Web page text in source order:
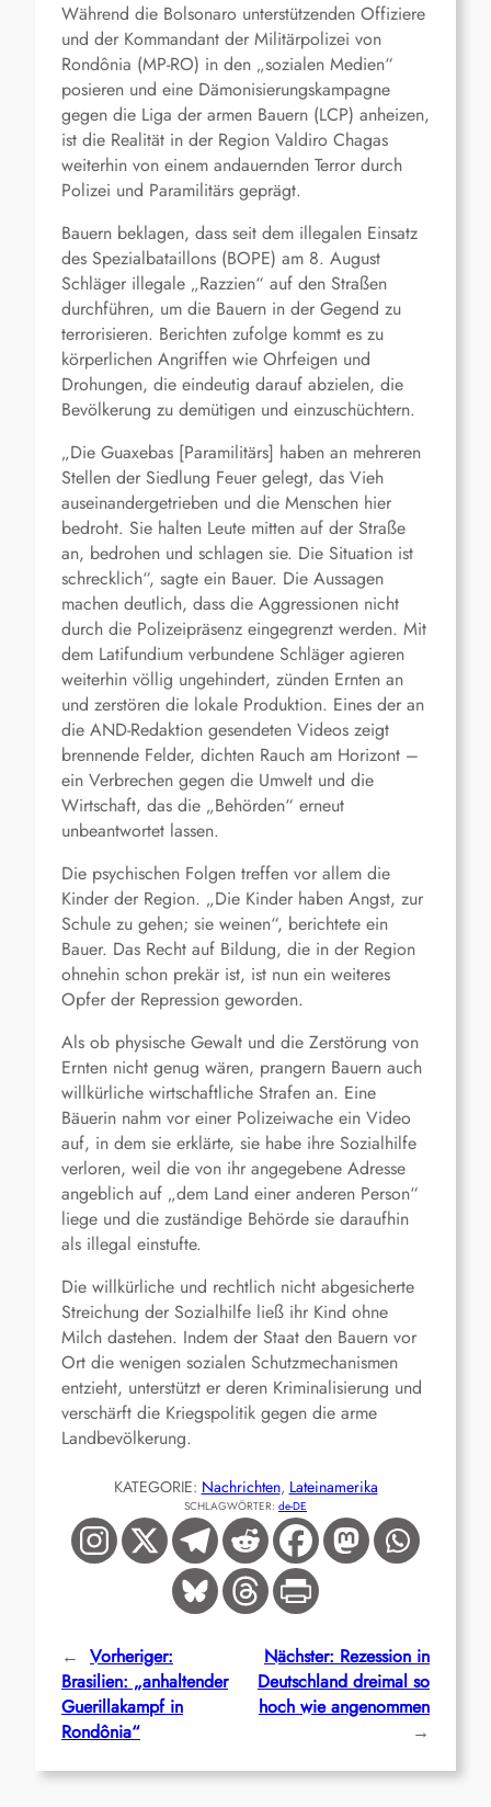
Während die Bolsonaro unterstützenden Offiziere
und der Kommandant der Militärpolizei von
Rondônia (MP-RO) in den „sozialen Medien“
posieren und eine Dämonisierungskampagne
gegen die Liga der armen Bauern (LCP) anheizen,
ist die Realität in der Region Valdiro Chagas
weiterhin von einem andauernden Terror durch
Polizei und Paramilitärs geprägt.
Bauern beklagen, dass seit dem illegalen Einsatz
des Spezialbataillons (BOPE) am 8. August
Schläger illegale „Razzien“ auf den Straßen
durchführen, um die Bauern in der Gegend zu
terrorisieren. Berichten zufolge kommt es zu
körperlichen Angriffen wie Ohrfeigen und
Drohungen, die eindeutig darauf abzielen, die
Bevölkerung zu demütigen und einzuschüchtern.
„Die Guaxebas [Paramilitärs] haben an mehreren
Stellen der Siedlung Feuer gelegt, das Vieh
auseinandergetrieben und die Menschen hier
bedroht. Sie halten Leute mitten auf der Straße
an, bedrohen und schlagen sie. Die Situation ist
schrecklich“, sagte ein Bauer. Die Aussagen
machen deutlich, dass die Aggressionen nicht
durch die Polizeipräsenz eingegrenzt werden. Mit
dem Latifundium verbundene Schläger agieren
weiterhin völlig ungehindert, zünden Ernten an
und zerstören die lokale Produktion. Eines der an
die AND-Redaktion gesendeten Videos zeigt
brennende Felder, dichten Rauch am Horizont –
ein Verbrechen gegen die Umwelt und die
Wirtschaft, das die „Behörden“ erneut
unbeantwortet lassen.
Die psychischen Folgen treffen vor allem die
Kinder der Region. „Die Kinder haben Angst, zur
Schule zu gehen; sie weinen“, berichtete ein
Bauer. Das Recht auf Bildung, die in der Region
ohnehin schon prekär ist, ist nun ein weiteres
Opfer der Repression geworden.
Als ob physische Gewalt und die Zerstörung von
Ernten nicht genug wären, prangern Bauern auch
willkürliche wirtschaftliche Strafen an. Eine
Bäuerin nahm vor einer Polizeiwache ein Video
auf, in dem sie erklärte, sie habe ihre Sozialhilfe
verloren, weil die von ihr angegebene Adresse
angeblich auf „dem Land einer anderen Person“
liege und die zuständige Behörde sie daraufhin
als illegal einstufte.
Die willkürliche und rechtlich nicht abgesicherte
Streichung der Sozialhilfe ließ ihr Kind ohne
Milch dastehen. Indem der Staat den Bauern vor
Ort die wenigen sozialen Schutzmechanismen
entzieht, unterstützt er deren Kriminalisierung und
verschärft die Kriegspolitik gegen die arme
Landbevölkerung.
KATEGORIE: Nachrichten, Lateinamerika
SCHLAGWÖRTER: de-DE
← Vorheriger:
Brasilien: „anhaltender
Guerillakampf in
Rondônia“
Nächster: Rezession in
Deutschland dreimal so
hoch wie angenommen
→